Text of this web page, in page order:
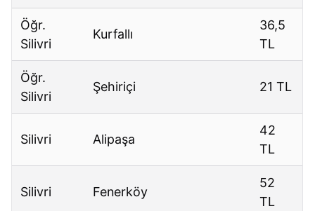
Öğr.
Silivri
Kurfallı
36,5
TL
Öğr.
Silivri
Şehiriçi 21 TL
Silivri Alipaşa
42
TL
Silivri Fenerköy
52
TL